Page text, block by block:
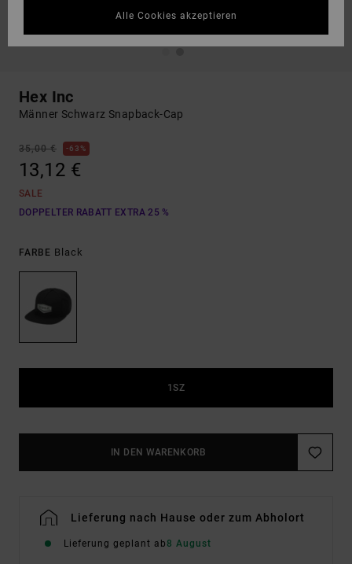
Hex Inc
Männer Schwarz Snapback-Cap
35,00 € 63%
13,12 €
SALE
DOPPELTER RABATT EXTRA 25 %
FARBE Black
1SZ
IN DEN WARENKORB
Lieferung nach Hause oder zum Abholort
Lieferung geplant ab8 August
Alle Cookies akzeptieren